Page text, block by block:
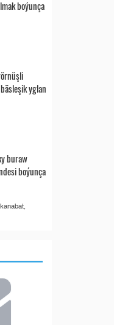
boýunça
yglan
buraw
boýunça